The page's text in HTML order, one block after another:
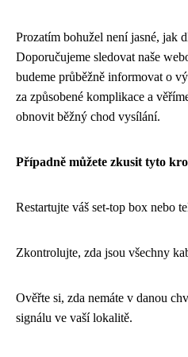
Prozatím bohužel není jasné, jak
Doporučujeme sledovat naše
budeme průběžně informovat o
za způsobené komplikace a
obnovit běžný chod vysílání.
Případně můžete zkusit tyto
Restartujte váš set-top box nebo
Zkontrolujte, zda jsou všechny
Ověřte si, zda nemáte v danou
signálu ve vaší lokalitě.